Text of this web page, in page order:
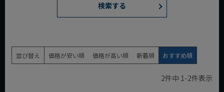
検索する
並び替え 価格が安い順 価格が高い順 新着順 おすすめ順
2件中 1-2件表示